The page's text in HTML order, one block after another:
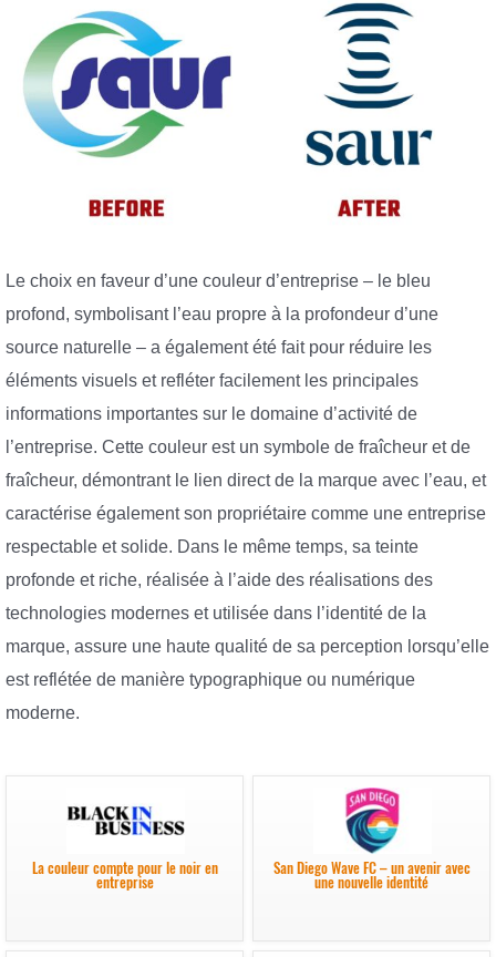
Le choix en faveur d’une couleur d’entreprise – le bleu
profond, symbolisant l’eau propre à la profondeur d’une
source naturelle – a également été fait pour réduire les
éléments visuels et refléter facilement les principales
informations importantes sur le domaine d’activité de
l’entreprise. Cette couleur est un symbole de fraîcheur et de
fraîcheur, démontrant le lien direct de la marque avec l’eau, et
caractérise également son propriétaire comme une entreprise
respectable et solide. Dans le même temps, sa teinte
profonde et riche, réalisée à l’aide des réalisations des
technologies modernes et utilisée dans l’identité de la
marque, assure une haute qualité de sa perception lorsqu’elle
est reflétée de manière typographique ou numérique
moderne.
La couleur compte pour le noir en
entreprise
San Diego Wave FC – un avenir avec
une nouvelle identité